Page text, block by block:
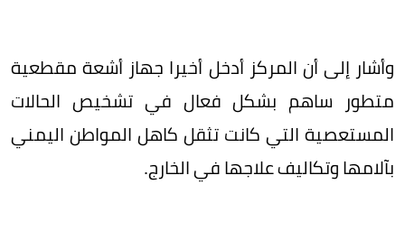
وأشار إلى أن المركز أدخل أخيرا جهاز أشعة مقطعية
متطور ساهم بشكل فعال في تشخيص الحالات
المستعصية التي كانت تثقل كاهل المواطن اليمني
بآلامها وتكاليف علاجها في الخارج.